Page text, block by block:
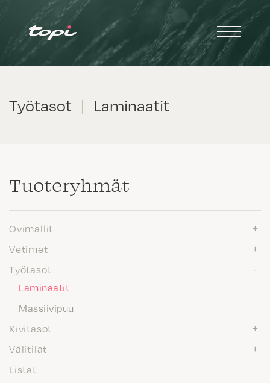
Työtasot | Laminaatit
Tuote­ryhmät
Ovimallit
Vetimet
Työtasot
Laminaatit
Massiivipuu
Kivitasot
Välitilat
Listat